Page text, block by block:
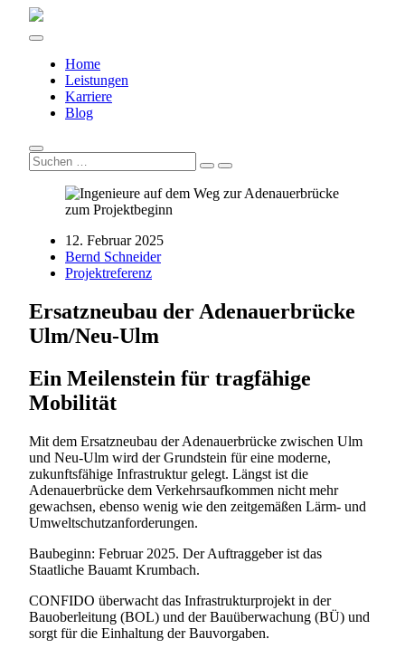
Home
Leistungen
Karriere
Blog
12. Februar 2025
Bernd Schneider
Projektreferenz
Ersatzneubau der Adenauerbrücke
Ulm/Neu-Ulm
Ein Meilenstein für tragfähige
Mobilität
Mit dem Ersatzneubau der Adenauerbrücke zwischen Ulm
und Neu-Ulm wird der Grundstein für eine moderne,
zukunftsfähige Infrastruktur gelegt. Längst ist die
Adenauerbrücke dem Verkehrsaufkommen nicht mehr
gewachsen, ebenso wenig wie den zeitgemäßen Lärm- und
Umweltschutzanforderungen.
Baubeginn: Februar 2025. Der Auftraggeber ist das
Staatliche Bauamt Krumbach.
CONFIDO überwacht das Infrastrukturprojekt in der
Bauoberleitung (BOL) und der Bauüberwachung (BÜ) und
sorgt für die Einhaltung der Bauvorgaben.